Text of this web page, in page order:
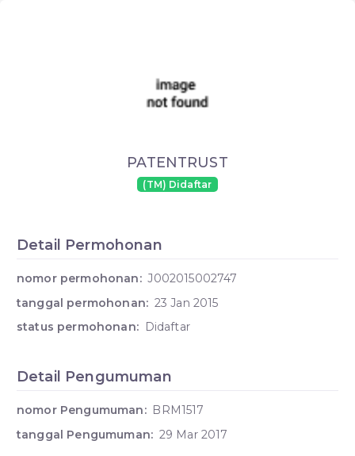
PATENTRUST
(TM) Didaftar
Detail Permohonan
nomor permohonan: J002015002747
tanggal permohonan: 23 Jan 2015
status permohonan: Didaftar
Detail Pengumuman
nomor Pengumuman: BRM1517
tanggal Pengumuman: 29 Mar 2017